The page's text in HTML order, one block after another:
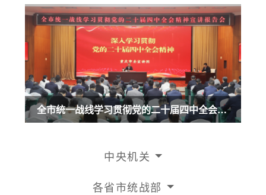
全市统一战线学习贯彻党的二十届四中全会精神宣讲报告会召开 商奎作宣讲报告
中央机关
各省市统战部